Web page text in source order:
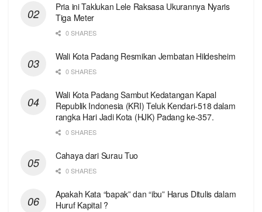
Pria ini Taklukan Lele Raksasa Ukurannya Nyaris
Tiga Meter
0 SHARES
Wali Kota Padang Resmikan Jembatan Hildesheim
0 SHARES
Wali Kota Padang Sambut Kedatangan Kapal
Republik Indonesia (KRI) Teluk Kendari-518 dalam
rangka Hari Jadi Kota (HJK) Padang ke-357.
0 SHARES
Cahaya dari Surau Tuo
0 SHARES
Apakah Kata “bapak” dan “ibu” Harus Ditulis dalam
Huruf Kapital ?